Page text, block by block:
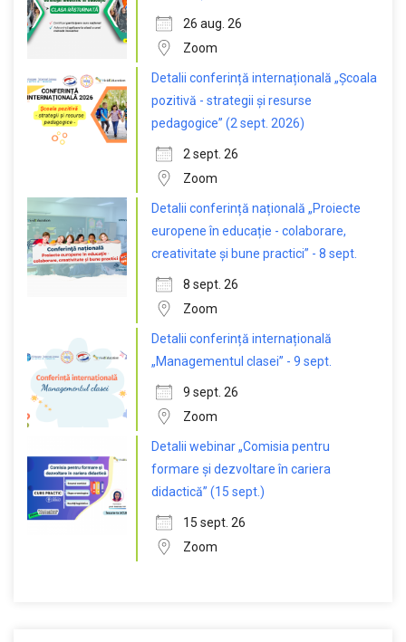
26 aug. 26
Zoom
Detalii conferință internațională „Școala
pozitivă - strategii și resurse
pedagogice” (2 sept. 2026)
2 sept. 26
Zoom
Detalii conferință națională „Proiecte
europene în educație - colaborare,
creativitate și bune practici” - 8 sept.
8 sept. 26
Zoom
Detalii conferință internațională
„Managementul clasei” - 9 sept.
9 sept. 26
Zoom
Detalii webinar „Comisia pentru
formare și dezvoltare în cariera
didactică” (15 sept.)
15 sept. 26
Zoom